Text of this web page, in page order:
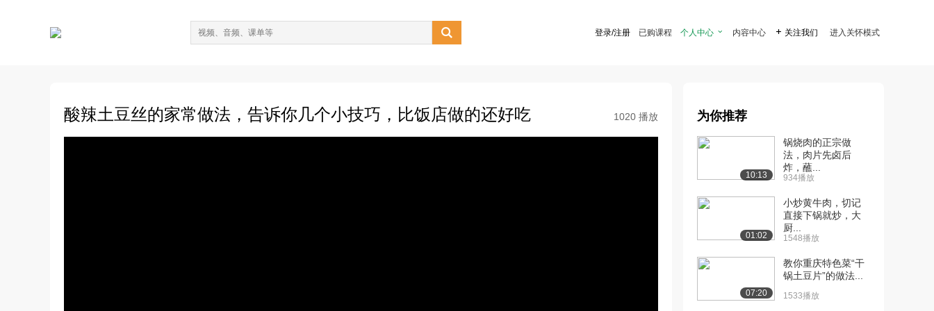
 登录/注册 已购课程 个人中心  内容中心  关注我们 进入关怀模式
酸辣土豆丝的家常做法，告诉你几个小技巧，比饭店做的还好吃 1020 播放 为你推荐
10:13
锅烧肉的正宗做
法，肉片先卤后
炸，蘸...
934播放
01:02
小炒黄牛肉，切记
直接下锅就炒，大
厨...
1548播放
07:20
教你重庆特色菜“干
锅土豆片”的做法...
1533播放